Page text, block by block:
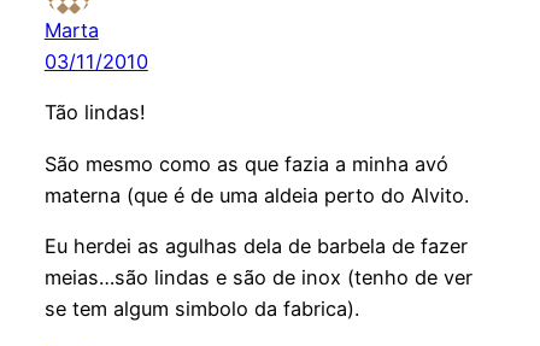
Marta
03/11/2010
Tão lindas!
São mesmo como as que fazia a minha avó
materna (que é de uma aldeia perto do Alvito.
Eu herdei as agulhas dela de barbela de fazer
meias…são lindas e são de inox (tenho de ver
se tem algum simbolo da fabrica).